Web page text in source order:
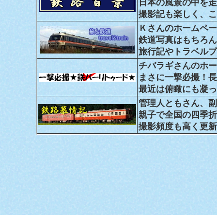
日本の風景の中を
撮影記も楽しく、
Ｋさんのホームペ
鉄道写真はもちろ
旅行記やトラベル
チバラギさんのホ
まさに一撃必撮！
最近は俯瞰にも凝
管理人ともさん、
親子で全国の四季
撮影頻度も高く更